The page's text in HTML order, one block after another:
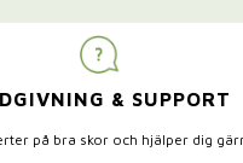
& SUPPORT
på bra skor och hjälper dig